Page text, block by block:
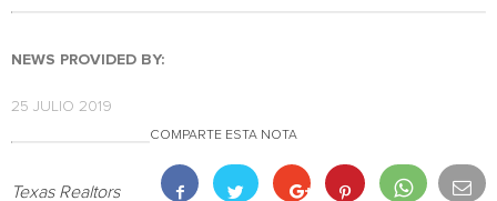
NEWS PROVIDED BY:
25 JULIO 2019
COMPARTE ESTA NOTA
Texas Realtors